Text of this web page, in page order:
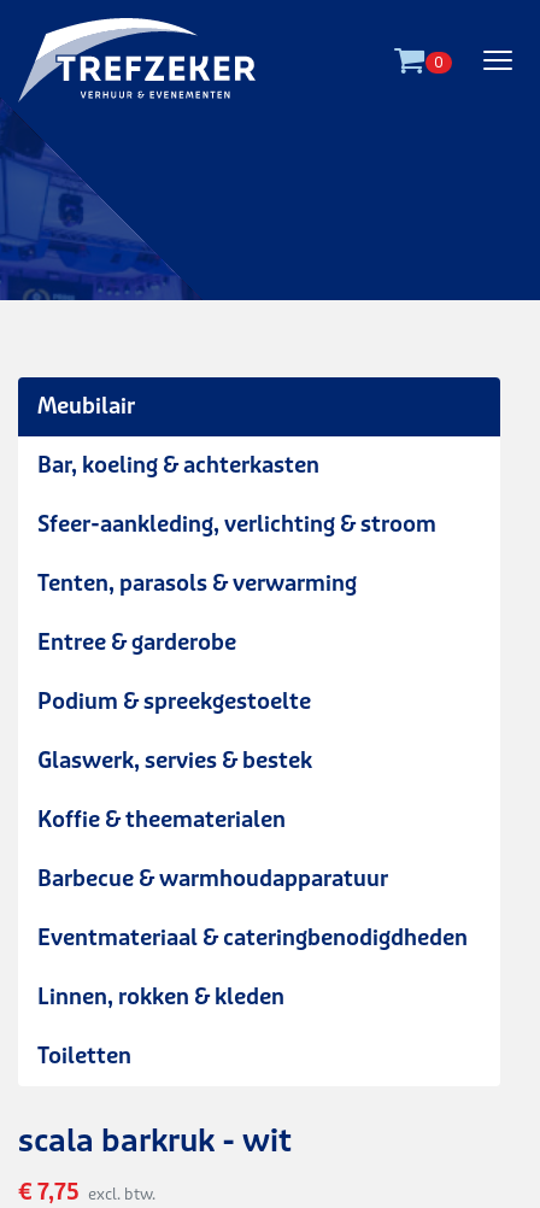
Ga direct naarde inhoud
0
scala barkruk - wit
Meubilair
Bar, koeling & achterkasten
Sfeer-aankleding, verlichting & stroom
Tenten, parasols & verwarming
Entree & garderobe
Podium & spreekgestoelte
Glaswerk, servies & bestek
Koffie & theematerialen
Barbecue & warmhoudapparatuur
Eventmateriaal & cateringbenodigdheden
Linnen, rokken & kleden
Toiletten
scala barkruk - wit
€ 7,75 excl. btw.